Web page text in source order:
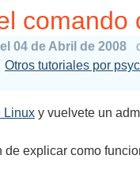
comando
el 04 de Abril de 2008
Otros tutoriales por
Linux y vuelvete un
explicar como